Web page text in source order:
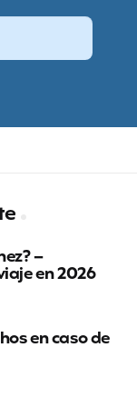
–
en 2026
en caso de